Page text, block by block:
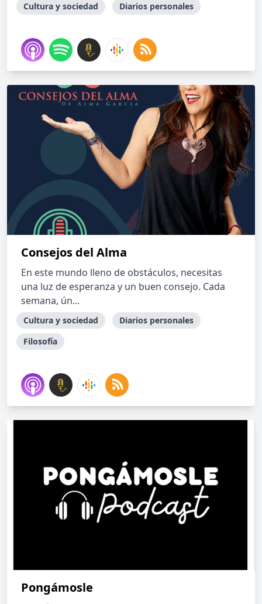
Cultura y sociedad Diarios personales
Consejos del Alma
En este mundo lleno de obstáculos, necesitas
una luz de esperanza y un buen consejo. Cada
semana, ún...
Cultura y sociedad
Diarios personales
Filosofía
Pongámosle